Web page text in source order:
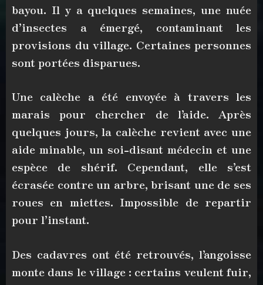
bayou. Il y a quelques semaines, une nuée
d’insectes a émergé, contaminant les
provisions du village. Certaines personnes
sont portées disparues.
Une calèche a été envoyée à travers les
marais pour chercher de l’aide. Après
quelques jours, la calèche revient avec une
aide minable, un soi-disant médecin et une
espèce de shérif. Cependant, elle s’est
écrasée contre un arbre, brisant une de ses
roues en miettes. Impossible de repartir
pour l’instant.
Des cadavres ont été retrouvés, l’angoisse
monte dans le village : certains veulent fuir,